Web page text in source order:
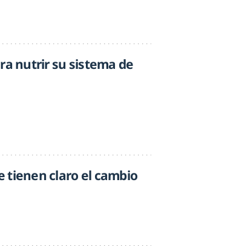
nutrir su sistema de
tienen claro el cambio